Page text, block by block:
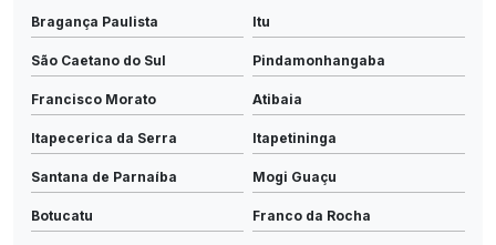
Bragança Paulista Itu
São Caetano do Sul Pindamonhangaba
Francisco Morato Atibaia
Itapecerica da Serra Itapetininga
Santana de Parnaíba Mogi Guaçu
Botucatu Franco da Rocha